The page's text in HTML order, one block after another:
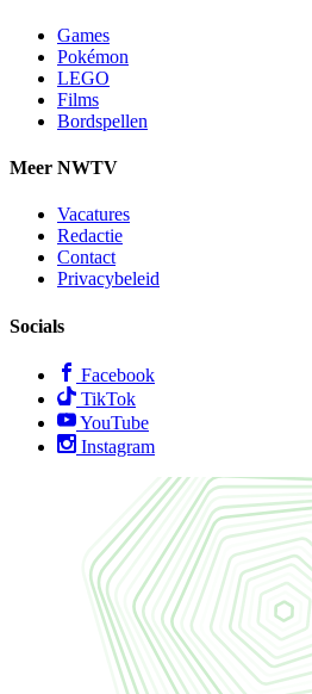
Games
Pokémon
LEGO
Films
Bordspellen
Meer NWTV
Vacatures
Redactie
Contact
Privacybeleid
Socials
Facebook
TikTok
YouTube
Instagram